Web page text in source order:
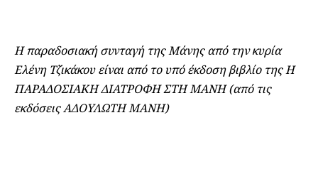
Η παραδοσιακή συνταγή της Μάνης από την κυρία
Ελένη Τζικάκου είναι από το υπό έκδοση βιβλίο της Η
ΠΑΡΑΔΟΣΙΑΚΗ ΔΙΑΤΡΟΦΗ ΣΤΗ ΜΑΝΗ (από τις
εκδόσεις ΑΔΟΥΛΩΤΗ ΜΑΝΗ)